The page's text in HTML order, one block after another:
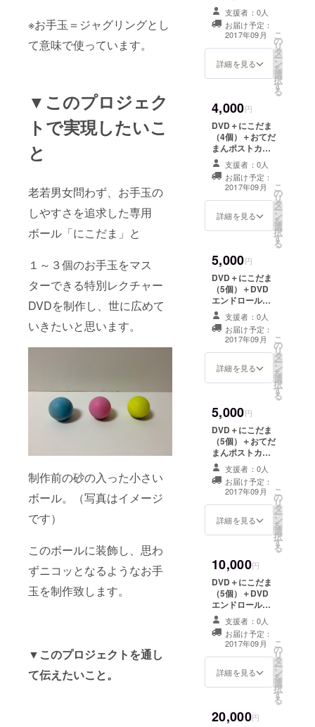
※お手玉＝ジャグリングとし
て意味で使っています。
▼このプロジェク
トで実現したいこ
と
老若男女問わず、お手玉の
しやすさを追求した専用
ボール「にこだま」と
１～３個のお手玉をマス
ターできる特別レクチャー
DVDを制作し、世に広めて
いきたいと思います。
制作前の砂の入った小さい
ボール。（写真はイメージ
です）
このボールに装飾し、思わ
ずニコッとなるようなお手
玉を制作致します。
▼このプロジェクトを通し
て伝えたいこと。
ド+DVDエンド
ロールにお名前
を掲載
支援者：0人
お届け予定：
2017年09月
詳細を見る
こ
の
リ
タ
ー
ン
を
選
択
す
る
4,000円
DVD＋にこだま
（4個）＋おてだ
まんポストカー
ド（サイン＆
メッセージつ
き）
支援者：0人
お届け予定：
2017年09月
詳細を見る
こ
の
リ
タ
ー
ン
を
選
択
す
る
5,000円
DVD＋にこだま
（5個）＋DVD
エンドロールに
お名前を掲載+お
てだまんポスト
カード（サイ
ン・メッセージ
付き）
支援者：0人
お届け予定：
2017年09月
詳細を見る
こ
の
リ
タ
ー
ン
を
選
択
す
る
5,000円
DVD＋にこだま
（5個）＋おてだ
まんポストカー
ド（サイン・
メッセージ付
き）
支援者：0人
お届け予定：
2017年09月
詳細を見る
こ
の
リ
タ
ー
ン
を
選
択
す
る
10,000円
DVD＋にこだま
（5個）＋DVD
エンドロールに
お名前を掲載＋
おてだまんポス
トカード（サイ
ン＆メッセージ
付）＋サイン付
きボール3個（お
支援者：0人
お届け予定：
2017年09月
詳細を見る
こ
の
リ
タ
ー
ン
を
選
択
す
る
20,000円